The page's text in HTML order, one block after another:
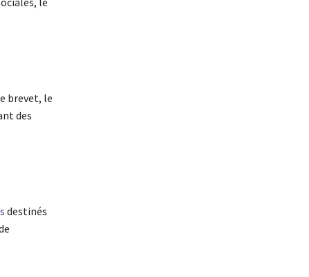
brevet, le
des
destinés